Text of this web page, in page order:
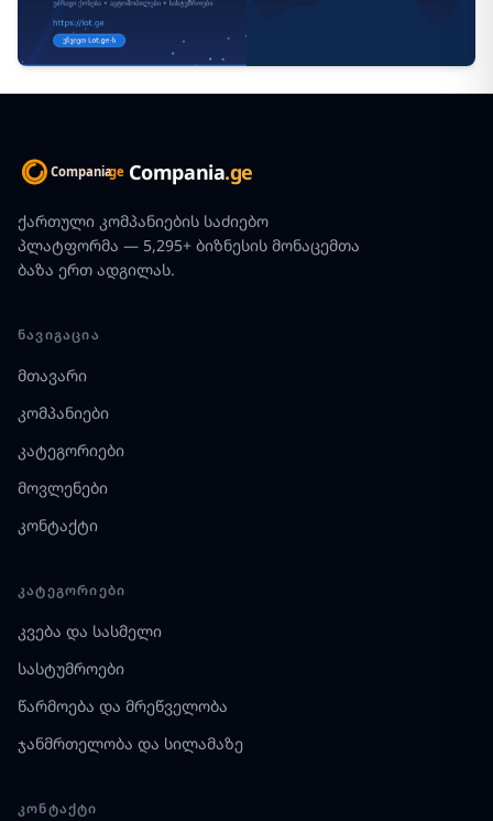
Compania.ge
ქართული კომპანიების საძიებო
პლატფორმა — 5,295+ ბიზნესის მონაცემთა
ბაზა ერთ ადგილას.
ᲜᲐᲕᲘᲒᲐᲪᲘᲐ
მთავარი
კომპანიები
კატეგორიები
მოვლენები
კონტაქტი
ᲙᲐᲢᲔᲒᲝᲠᲘᲔᲑᲘ
კვება და სასმელი
სასტუმროები
წარმოება და მრეწველობა
ჯანმრთელობა და სილამაზე
ᲙᲝᲜᲢᲐᲥᲢᲘ